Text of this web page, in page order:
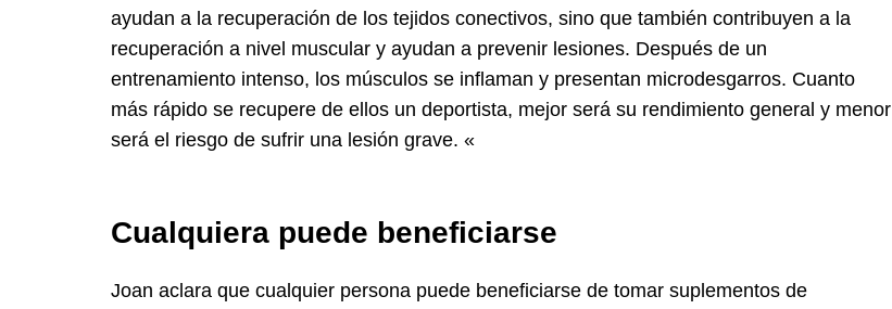
ayudan a la recuperación de los tejidos conectivos, sino que también contribuyen a la
recuperación a nivel muscular y ayudan a prevenir lesiones. Después de un
entrenamiento intenso, los músculos se inflaman y presentan microdesgarros. Cuanto
más rápido se recupere de ellos un deportista, mejor será su rendimiento general y menor
será el riesgo de sufrir una lesión grave. «
Cualquiera puede beneficiarse
Joan aclara que cualquier persona puede beneficiarse de tomar suplementos de